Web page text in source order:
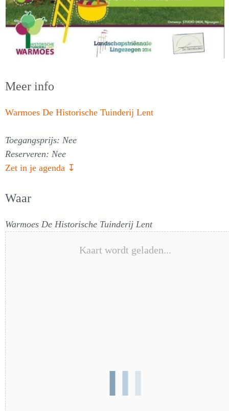
Meer info
Warmoes De Historische Tuinderij Lent
Toegangsprijs: Nee
Reserveren: Nee
Zet in je agenda ↧
Waar
Warmoes De Historische Tuinderij Lent
Kaart wordt geladen...